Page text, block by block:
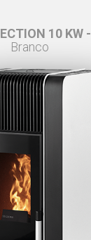
10 KW -
Branco